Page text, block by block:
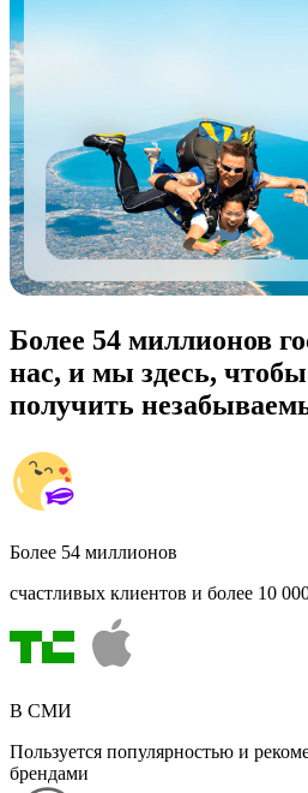
Более 54 миллионов
нас, и мы здесь,
получить
Более 54 миллионов
счастливых клиентов и более 10
В СМИ
Пользуется популярностью и
брендами